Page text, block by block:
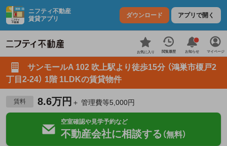
ニフティ不動産
賃貸アプリ
ダウンロード アプリで開く
お気に入り 閲覧履歴 お知らせ マイページ
サンモールA 102 吹上駅より徒歩15分 （鴻巣市榎戸2
丁目2-24） 1階 1LDKの賃貸物件
賃料 8.6万円 ＋ 管理費等5,000円
空室確認や見学予約など
不動産会社に相談する （無料）